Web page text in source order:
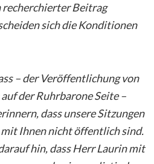
recherchierter Beitrag
sich die Konditionen
– der Veröffentlichung von
der Ruhrbarone Seite –
dass unsere Sitzungen
Ihnen nicht öffentlich sind.
hin, dass Herr Laurin mit